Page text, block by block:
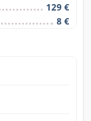
129 €
8 €